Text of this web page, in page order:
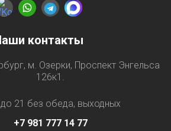
контакты
м. Озерки, Проспект Энгельса
126к1.
21 без обеда, выходных
+7 981 777 14 77